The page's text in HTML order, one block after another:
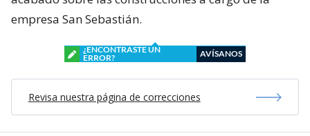
empresa San Sebastián.
¿ENCONTRASTE UN
ERROR?
AVÍSANOS
Revisa nuestra página de correcciones